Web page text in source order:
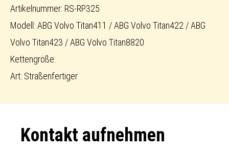
Artikelnummer: RS-RP325
Modell: ABG Volvo Titan411 / ABG Volvo Titan422 / ABG
Volvo Titan423 / ABG Volvo Titan8820
Kettengröße:
Art: Straßenfertiger
Footer
Kontakt aufnehmen